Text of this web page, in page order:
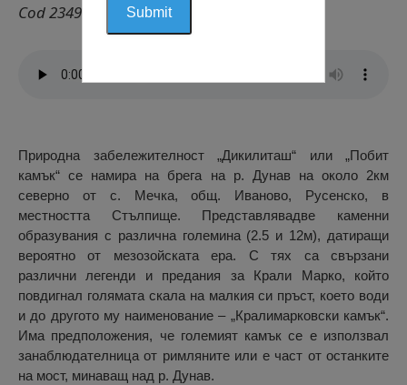
Cod 2349
Природна забележителност „Дикилиташ“ или „Побит
камък“ се намира на брега на р. Дунав на около 2км
северно от с. Мечка, общ. Иваново, Русенско, в
местността Стълпище. Представлявадве каменни
образувания с различна големина (2.5 и 12м), датиращи
вероятно от мезозойската ера. С тях са свързани
различни легенди и предания за Крали Марко, който
повдигнал голямата скала на малкия си пръст, което води
и до другото му наименование – „Кралимарковски камък“.
Има предположения, че големият камък се е използвал
занаблюдателница от римляните или е част от останките
на мост, минаващ над р. Дунав.